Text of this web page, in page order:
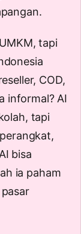
tapi
COD,
informal? AI
tapi
bisa
ia paham